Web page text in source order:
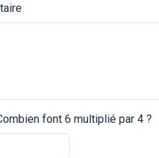
font 6 multiplié par 4 ?